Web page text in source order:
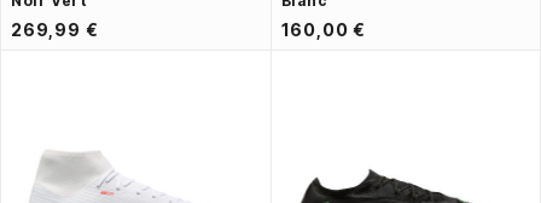
269,99 € 160,00 €